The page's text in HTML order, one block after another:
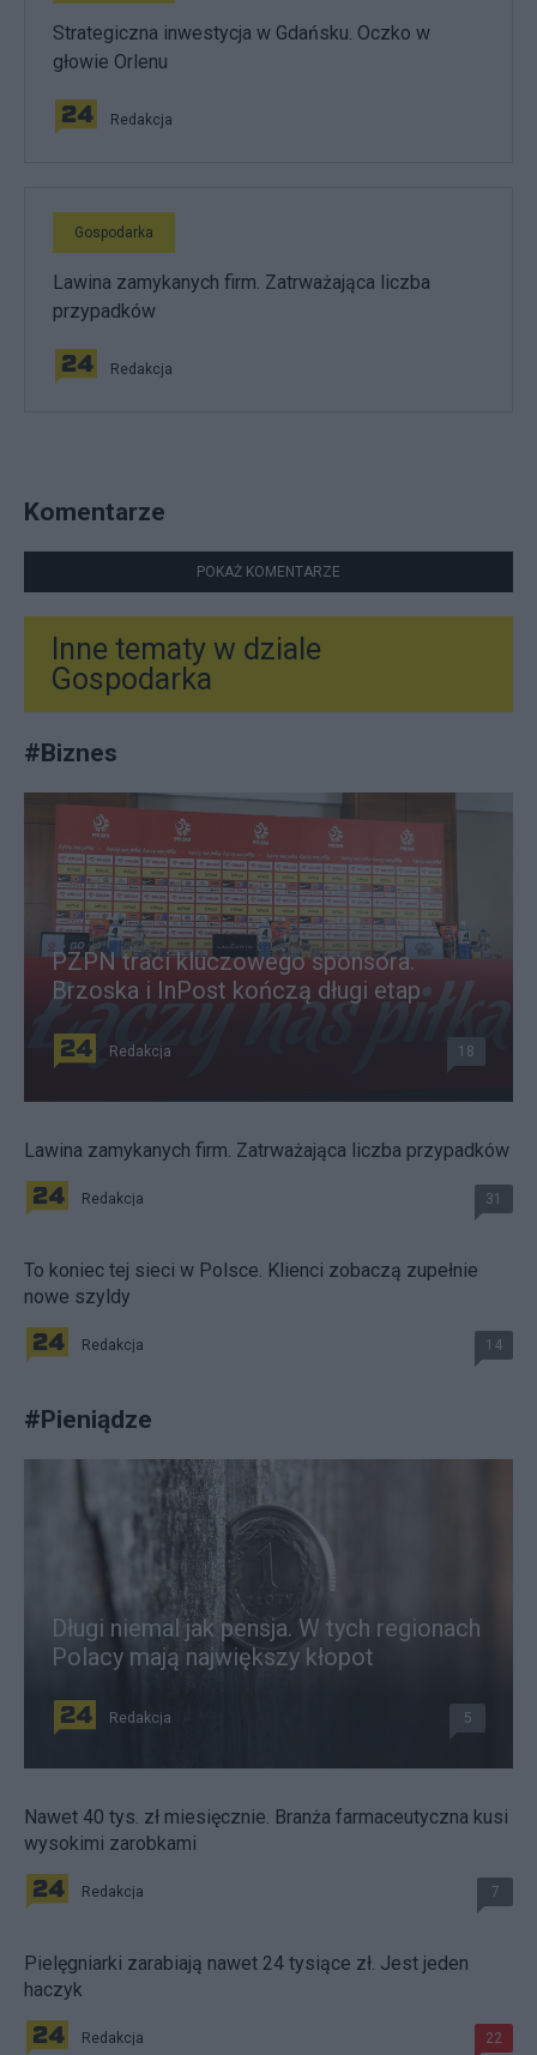
Strategiczna inwestycja w Gdańsku. Oczko w
głowie Orlenu
Redakcja
Gospodarka
Lawina zamykanych firm. Zatrważająca liczba
przypadków
Redakcja
Komentarze
POKAŻ KOMENTARZE
Inne tematy w dziale
Gospodarka
#Biznes
PZPN traci kluczowego sponsora.
Brzoska i InPost kończą długi etap
Redakcja 18
Lawina zamykanych firm. Zatrważająca liczba przypadków
Redakcja 31
To koniec tej sieci w Polsce. Klienci zobaczą zupełnie
nowe szyldy
Redakcja 14
#Pieniądze
Długi niemal jak pensja. W tych regionach
Polacy mają największy kłopot
Redakcja 5
Nawet 40 tys. zł miesięcznie. Branża farmaceutyczna kusi
wysokimi zarobkami
Redakcja 7
Pielęgniarki zarabiają nawet 24 tysiące zł. Jest jeden
haczyk
Redakcja 22